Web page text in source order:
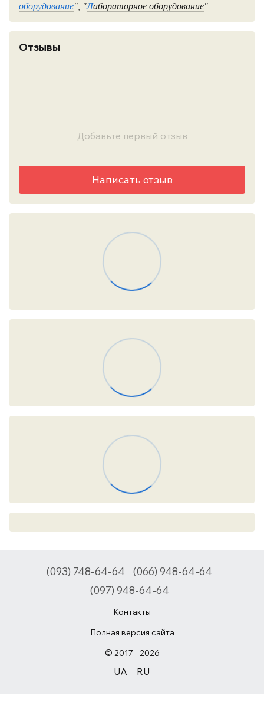
оборудование", "Лабораторное оборудование"
Отзывы
Добавьте первый отзыв
Написать отзыв
(093) 748-64-64
(066) 948-64-64
(097) 948-64-64
Контакты
Полная версия сайта
© 2017 - 2026
UA RU